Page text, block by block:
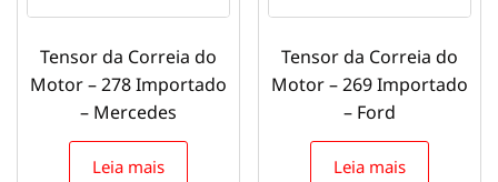
Tensor da Correia do
Motor – 278 Importado
– Mercedes
Leia mais
Tensor da Correia do
Motor – 269 Importado
– Ford
Leia mais